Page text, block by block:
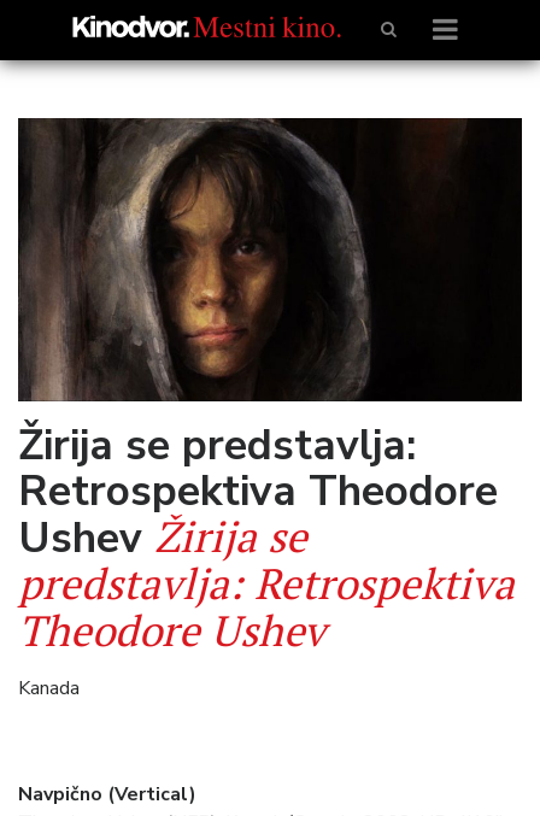
Žirija se predstavlja:
Retrospektiva Theodore
Ushev Žirija se
predstavlja: Retrospektiva
Theodore Ushev
Kanada
Navpično (Vertical)